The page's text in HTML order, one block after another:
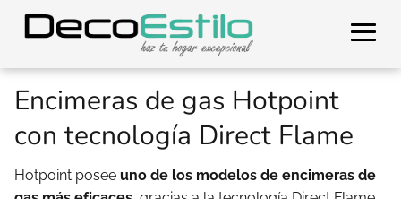
Encimeras de gas Hotpoint
con tecnología Direct Flame
Hotpoint posee uno de los modelos de encimeras de